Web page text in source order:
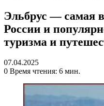
Эльбрус — самая
России и
туризма и
07.04.2025
0 Время чтения: 6 мин.